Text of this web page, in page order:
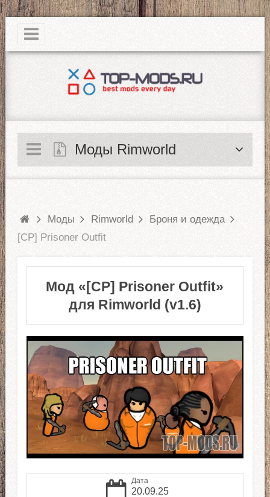
|
Моды Rimworld
Моды Rimworld
Броня и одежда
[CP] Prisoner Outfit
Мод «[CP] Prisoner Outfit»
для Rimworld (v1.6)
Дата
20.09.25